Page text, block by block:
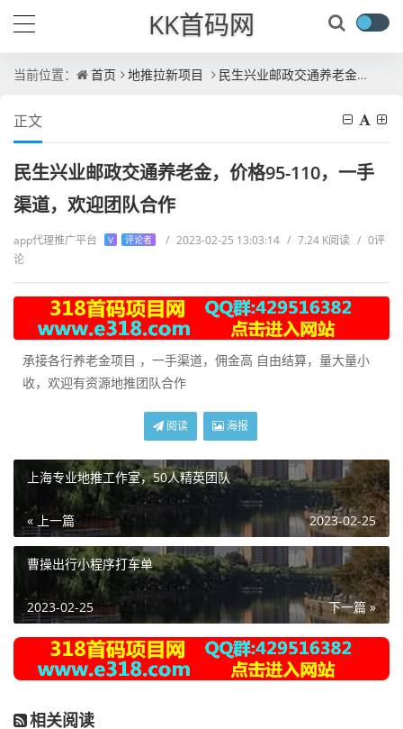
KK首码网
当前位置： 首页 地推拉新项目 民生兴业邮政交通养老金，价格95-110，一手渠道，欢迎团队合作
正文
民生兴业邮政交通养老金，价格95-110，一手
渠道，欢迎团队合作
app代理推广平台 V 评论者 / 2023-02-25 13:03:14 / 7.24 K阅读 / 0评
论
承接各行养老金项目 ，一手渠道，佣金高 自由结算，量大量小
收，欢迎有资源地推团队合作
阅读 海报
上海专业地推工作室，50人精英团队
« 上一篇 2023-02-25
曹操出行小程序打车单
下一篇 »
2023-02-25
相关阅读